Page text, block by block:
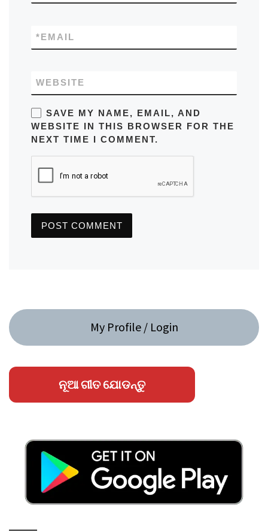
EMAIL
*
WEBSITE
SAVE MY NAME, EMAIL, AND
WEBSITE IN THIS BROWSER FOR THE
NEXT TIME I COMMENT.
My Profile / Login
ନୂଆ ଗୀତ ଯୋଡନ୍ତୁ